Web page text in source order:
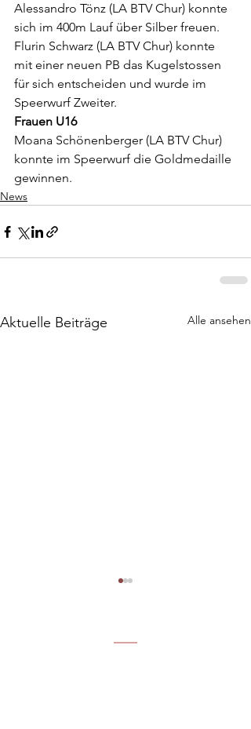
Alessandro Tönz (LA BTV Chur) konnte
sich im 400m Lauf über Silber freuen.
Flurin Schwarz (LA BTV Chur) konnte
mit einer neuen PB das Kugelstossen
für sich entscheiden und wurde im
Speerwurf Zweiter.
Frauen U16
Moana Schönenberger (LA BTV Chur)
konnte im Speerwurf die Goldmedaille
gewinnen.
News
Aktuelle Beiträge Alle ansehen